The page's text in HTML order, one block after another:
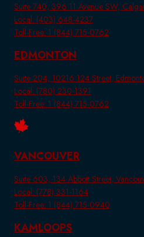
Suite 740, 396 11 Avenue SW,
Local: (403) 648-4237
Toll-Free: 1 (844) 715-0762
EDMONTON
Suite 204, 10216 124 Street,
Local: (780) 230-1391
Toll-Free: 1 (844) 715-0762
VANCOUVER
Suite 603, 134 Abbott Street,
Local: (778) 331-1164
Toll-Free: 1 (844) 715-0940
KAMLOOPS